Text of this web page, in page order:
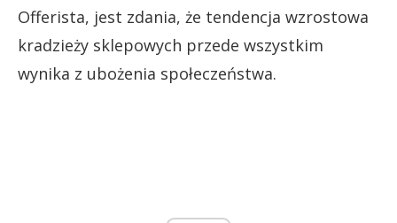
Offerista, jest zdania, że tendencja wzrostowa
kradzieży sklepowych przede wszystkim
wynika z ubożenia społeczeństwa.